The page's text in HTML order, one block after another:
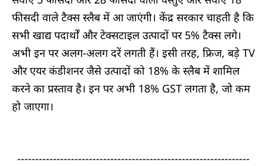
फीसदी वाले टैक्स स्लैब में आ जाएंगी। केंद्र सरकार चाहती है कि
सभी खाद्य पदार्थों और टेक्सटाइल उत्पादों पर 5% टैक्स लगे।
अभी इन पर अलग-अलग दरें लगती हैं। इसी तरह, फ्रिज, बड़े TV
और एयर कंडीशनर जैसे उत्पादों को 18% के स्लैब में शामिल
करने का प्रस्ताव है। इन पर अभी 18% GST लगता है, जो कम
हो जाएगा।
-----------------------------------------------------------------